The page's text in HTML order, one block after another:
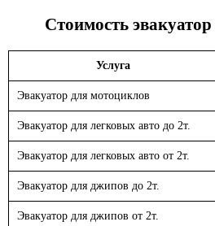
Стоимость эвакуатор
Услуга
Эвакуатор для мотоциклов
Эвакуатор для легковых авто до 2т.
Эвакуатор для легковых авто от 2т.
Эвакуатор для джипов до 2т.
Эвакуатор для джипов от 2т.